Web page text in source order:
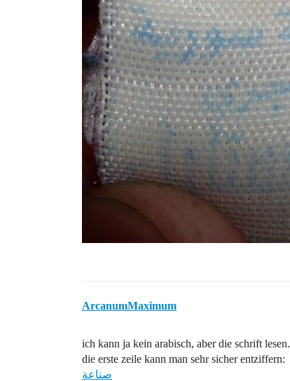
ArcanumMaximum
ich kann ja kein arabisch, aber die schrift lesen.
die erste zeile kann man sehr sicher entziffern:
صناعة